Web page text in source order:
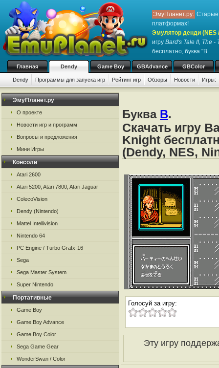
ЭмуПланет.ру: Старые
платформах!
Эмулятор денди (NES
игру Bard's Tale II, The -
бесплатно, буква "B
Главная Dendy Game Boy GBAdvance GBColor
Dendy Программы для запуска игр Рейтинг игр Обзоры Новости Игры:
ЭмуПланет.ру
О проекте
Новости игр и программ
Вопросы и предложения
Мини Игры
Консоли
Atari 2600
Atari 5200, Atari 7800, Atari Jaguar
ColecoVision
Dendy (Nintendo)
Mattel Intellivision
Nintendo 64
PC Engine / Turbo Grafx-16
Sega
Sega Master System
Super Nintendo
Портативные
Game Boy
Game Boy Advance
Game Boy Color
Sega Game Gear
WonderSwan / Color
Буква B.
Скачать игру
Knight
(Dendy, NES,
Голосуй за игру:
Эту игру